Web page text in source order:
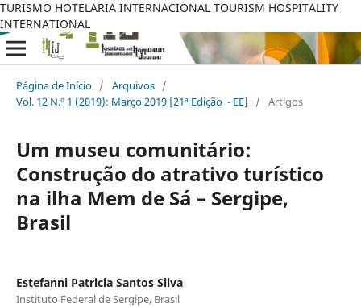
TURISMO HOTELARIA INTERNACIONAL TOURISM HOSPITALITY
INTERNATIONAL
Página de Início / Arquivos /
Vol. 12 N.º 1 (2019): Março 2019 [21ª Edição - EE]
/ Artigos
Um museu comunitário:
Construção do atrativo turístico
na ilha Mem de Sá – Sergipe,
Brasil
Estefanni Patricia Santos Silva
Instituto Federal de Sergipe, Brasil